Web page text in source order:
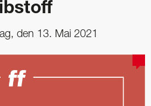
den 13. Mai 2021